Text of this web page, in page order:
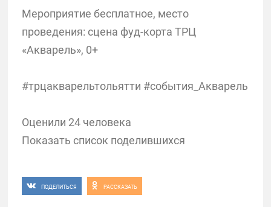
Мероприятие бесплатное, место
проведения: сцена фуд-корта ТРЦ
«Акварель», 0+
#трцакварельтольятти #события_Акварель
Оценили 24 человека
Показать список поделившихся
ПОДЕЛИТЬСЯ РАССКАЗАТЬ